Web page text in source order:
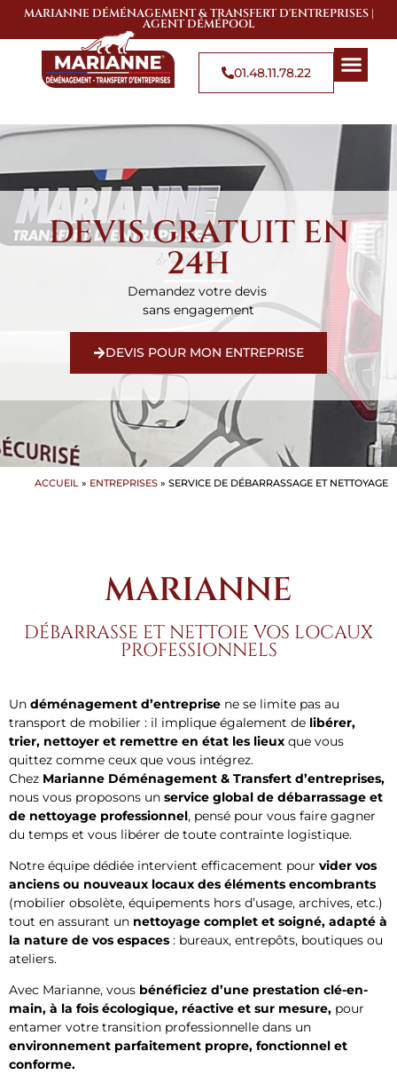
MARIANNE DÉMÉNAGEMENT & TRANSFERT D'ENTREPRISES |
AGENT DÉMÉPOOL
01.48.11.78.22
DEVIS GRATUIT EN
24H
Demandez votre devis
sans engagement
DEVIS POUR MON ENTREPRISE
ACCUEIL » ENTREPRISES » SERVICE DE DÉBARRASSAGE ET NETTOYAGE
MARIANNE
DÉBARRASSE ET NETTOIE VOS LOCAUX
PROFESSIONNELS
Un déménagement d’entreprise ne se limite pas au
transport de mobilier : il implique également de libérer,
trier, nettoyer et remettre en état les lieux que vous
quittez comme ceux que vous intégrez.
Chez Marianne Déménagement & Transfert d’entreprises,
nous vous proposons un service global de débarrassage et
de nettoyage professionnel, pensé pour vous faire gagner
du temps et vous libérer de toute contrainte logistique.
Notre équipe dédiée intervient efficacement pour vider vos
anciens ou nouveaux locaux des éléments encombrants
(mobilier obsolète, équipements hors d’usage, archives, etc.)
tout en assurant un nettoyage complet et soigné, adapté à
la nature de vos espaces : bureaux, entrepôts, boutiques ou
ateliers.
Avec Marianne, vous bénéficiez d’une prestation clé-en-
main, à la fois écologique, réactive et sur mesure, pour
entamer votre transition professionnelle dans un
environnement parfaitement propre, fonctionnel et
conforme.